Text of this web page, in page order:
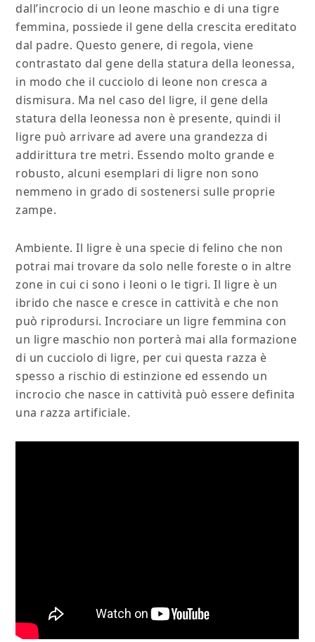
dall’incrocio di un leone maschio e di una tigre
femmina, possiede il gene della crescita ereditato
dal padre. Questo genere, di regola, viene
contrastato dal gene della statura della leonessa,
in modo che il cucciolo di leone non cresca a
dismisura. Ma nel caso del ligre, il gene della
statura della leonessa non è presente, quindi il
ligre può arrivare ad avere una grandezza di
addirittura tre metri. Essendo molto grande e
robusto, alcuni esemplari di ligre non sono
nemmeno in grado di sostenersi sulle proprie
zampe.
Ambiente. Il ligre è una specie di felino che non
potrai mai trovare da solo nelle foreste o in altre
zone in cui ci sono i leoni o le tigri. Il ligre è un
ibrido che nasce e cresce in cattività e che non
può riprodursi. Incrociare un ligre femmina con
un ligre maschio non porterà mai alla formazione
di un cucciolo di ligre, per cui questa razza è
spesso a rischio di estinzione ed essendo un
incrocio che nasce in cattività può essere definita
una razza artificiale.